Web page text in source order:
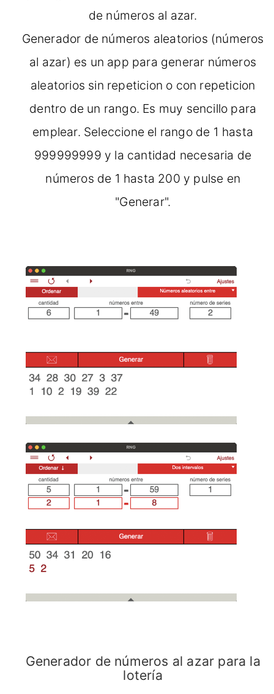
de números al azar.
Generador de números aleatorios (números
al azar) es un app para generar números
aleatorios sin repeticion o con repeticion
dentro de un rango. Es muy sencillo para
emplear. Seleccione el rango de 1 hasta
999999999 y la cantidad necesaria de
números de 1 hasta 200 y pulse en
"Generar".
Generador de números al azar para la
lotería